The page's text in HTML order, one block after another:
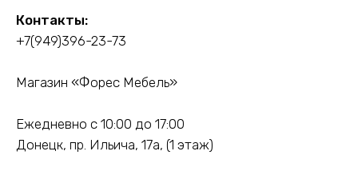
Контакты:
+7(949)396-23-73
Магазин «Форес Мебель»
Ежедневно с 10:00 до 17:00
Донецк, пр. Ильича, 17а, (1 этаж)